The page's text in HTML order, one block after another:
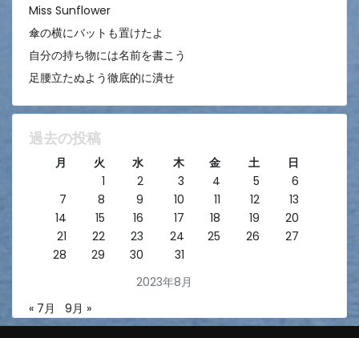
Miss Sunflower
傘の横にバットも置けたよ
自分の持ち物には名前を書こう
足腰立たぬよう徹底的に潰せ
過去の投稿
2023年8月
月 火 水 木 金 土
日
1
2 3 4 5
6
7
8 9 10 11 12
13
14
15 16 17 18 19
20
21
22 23 24 25 26
27
28
29 30 31
« 7月 9月 »